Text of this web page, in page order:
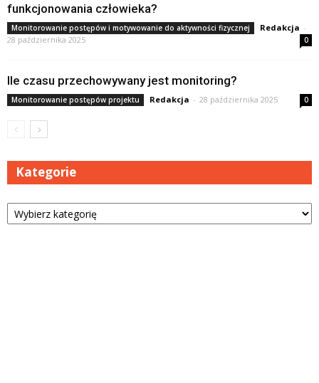
funkcjonowania człowieka?
Monitorowanie postępów i motywowanie do aktywności fizycznej Redakcja -
28 października 2025
0
Ile czasu przechowywany jest monitoring?
Monitorowanie postępów projektu Redakcja - 28 października 2025 0
Kategorie
Kategorie